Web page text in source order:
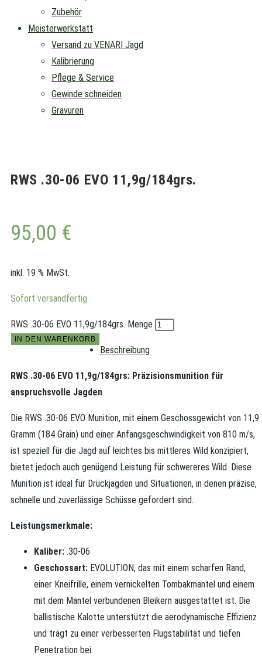
Zubehör
Meisterwerkstatt
Versand zu VENARI Jagd
Kalibrierung
Pflege & Service
Gewinde schneiden
Gravuren
RWS .30-06 EVO 11,9g/184grs.
95,00 €
inkl. 19 % MwSt.
Sofort versandfertig
RWS .30-06 EVO 11,9g/184grs. Menge
IN DEN WARENKORB
Beschreibung
RWS .30-06 EVO 11,9g/184grs: Präzisionsmunition für
anspruchsvolle Jagden
Die RWS .30-06 EVO Munition, mit einem Geschossgewicht von 11,9
Gramm (184 Grain) und einer Anfangsgeschwindigkeit von 810 m/s,
ist speziell für die Jagd auf leichtes bis mittleres Wild konzipiert,
bietet jedoch auch genügend Leistung für schwereres Wild. Diese
Munition ist ideal für Drückjagden und Situationen, in denen präzise,
schnelle und zuverlässige Schüsse gefordert sind.
Leistungsmerkmale:
Kaliber: .30-06
Geschossart: EVOLUTION, das mit einem scharfen Rand,
einer Kneifrille, einem vernickelten Tombakmantel und einem
mit dem Mantel verbundenen Bleikern ausgestattet ist. Die
ballistische Kalotte unterstützt die aerodynamische Effizienz
und trägt zu einer verbesserten Flugstabilität und tiefen
Penetration bei.